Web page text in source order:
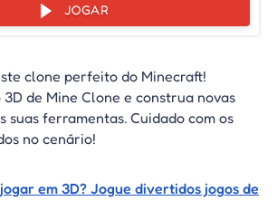
JOGAR
clone perfeito do Minecraft!
de Mine Clone e construa novas
suas ferramentas. Cuidado com os
no cenário!
em 3D? Jogue divertidos jogos de